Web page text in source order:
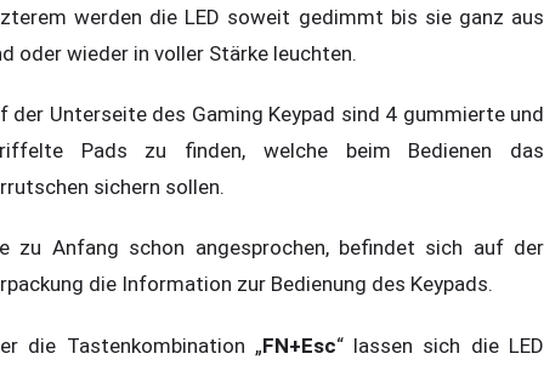
werden die LED soweit gedimmt bis sie ganz aus
oder wieder in voller Stärke leuchten.
der Unterseite des Gaming Keypad sind 4 gummierte und
Pads zu finden, welche beim Bedienen das
sichern sollen.
zu Anfang schon angesprochen, befindet sich auf der
die Information zur Bedienung des Keypads.
die Tastenkombination „FN+Esc“ lassen sich die LED